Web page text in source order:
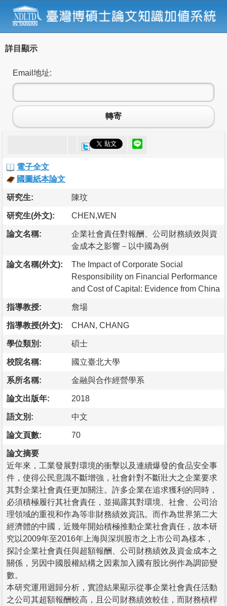
詳目顯示
Email地址:
轉寄
電子全文
國圖紙本論文
研究生: 陳玟
研究生(外文): CHEN,WEN
論文名稱:
企業社會責任對報酬、公司財務績效與資
金成本之影響－以中國為例
論文名稱(外文):
The Impact of Corporate Social
Responsibility on Financial Performance
and Cost of Capital: Evidence from China
指導教授: 詹場
指導教授(外文): CHAN, CHANG
學位類別: 碩士
校院名稱: 國立臺北大學
系所名稱: 金融與合作經營學系
論文出版年: 2018
語文別: 中文
論文頁數: 70
論文摘要
近年來，工業發展對環境的衝擊以及連續爆發的食品安全事
件，使得公民意識不斷增強，社會針對不斷壯大之企業要求
其對企業社會責任更加關注。許多企業在追求獲利的同時，
必須積極履行其社會責任，並揭露其對環境、社會、公司治
理領域的重視和作為等非財務績效資訊。而作為世界第二大
經濟體的中國，近幾年開始積極推動企業社會責任，故本研
究以2009年至2016年上海與深圳股市之上市公司為樣本，
探討企業社會責任與超額報酬、公司財務績效及資金成本之
關係，另因中國股權結構之因素加入國有股比例作為調節變
數。
本研究運用迴歸分析，實證結果顯示從事企業社會責任活動
之公司其超額報酬較高，且公司財務績效較佳，而財務槓桿